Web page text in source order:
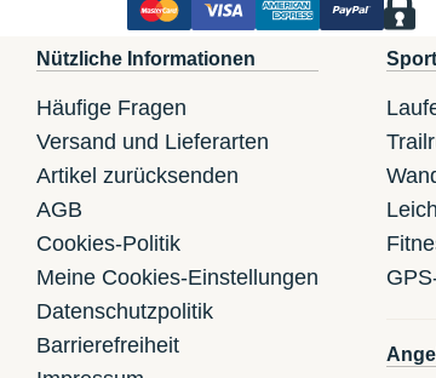
Nützliche Informationen
Häufige Fragen
Versand und Lieferarten
Artikel zurücksenden
AGB
Cookies-Politik
Meine Cookies-Einstellungen
Datenschutzpolitik
Barrierefreiheit